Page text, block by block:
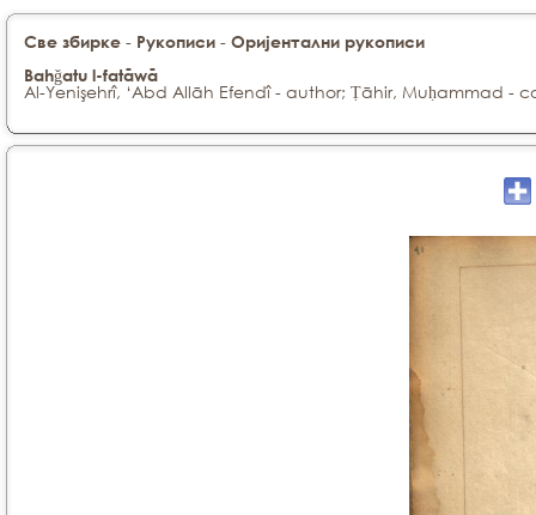
Све збирке - Рукописи - Оријентални рукописи
Bahǧatu l-fatāwā
Al-Yenişehrî, ‘Abd Allāh Efendî - author; Ṭāhir, Muḥammad -